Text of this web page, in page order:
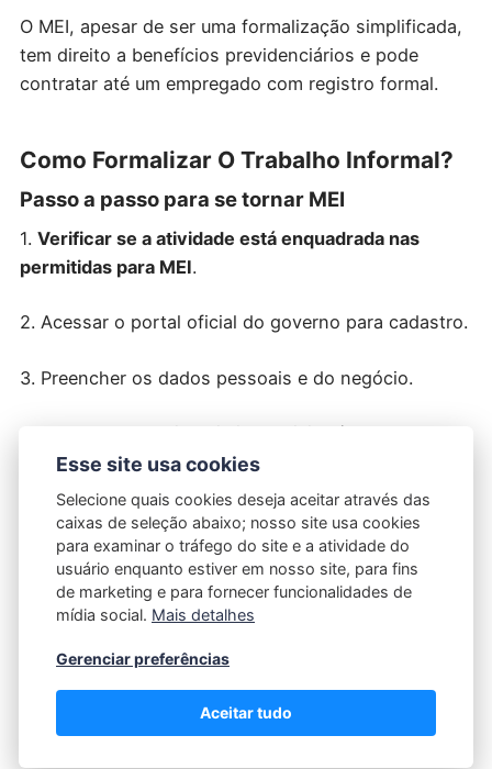
O MEI, apesar de ser uma formalização simplificada,
tem direito a benefícios previdenciários e pode
contratar até um empregado com registro formal.
Como Formalizar O Trabalho Informal?
Passo a passo para se tornar MEI
1. Verificar se a atividade está enquadrada nas
permitidas para MEI.
2. Acessar o portal oficial do governo para cadastro.
3. Preencher os dados pessoais e do negócio.
4. Obter o CNPJ e inscrição municipal/estadual.
5. Realizar os pagamentos mensais do DAS
(Documento de Arrecadação do Simples Nacional).
Vantagens da formalização
- Acesso a crédito bancário.
- Direito a benefícios previdenciários.
Esse site usa cookies
Selecione quais cookies deseja aceitar através das
caixas de seleção abaixo; nosso site usa cookies
para examinar o tráfego do site e a atividade do
usuário enquanto estiver em nosso site, para fins
de marketing e para fornecer funcionalidades de
mídia social. Mais detalhes
Gerenciar preferências
Aceitar tudo